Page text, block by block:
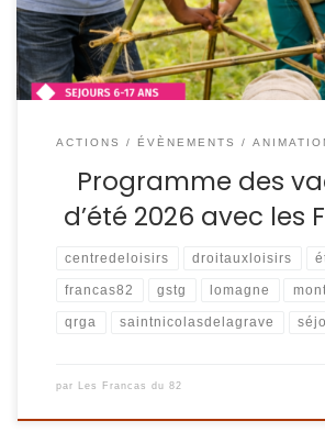
ACTIONS / ÉVÈNEMENTS
Programme des
d’été 2026 avec les
centredeloisirs droitauxloisirs
francas82 gstg lomagne
qrga saintnicolasdelagrave
par Les Francas du 82